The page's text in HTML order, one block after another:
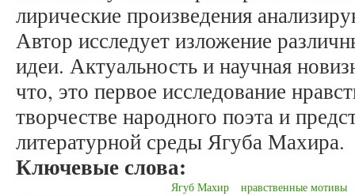
лирические произведения
Автор исследует изложение
идеи. Актуальность и научная
что, это первое исследование
творчестве народного поэта и
литературной среды Ягуба Махира.
Ключевые слова:
Ягуб Махир нравственные мотивы